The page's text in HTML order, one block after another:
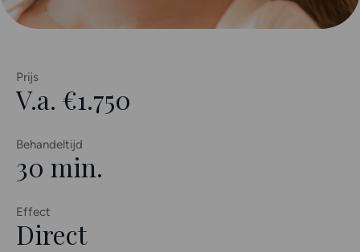
Prijs
V.a. €1.750
Behandeltijd
30 min.
Effect
Direct